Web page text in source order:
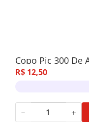
R$ 12,50
－ ＋